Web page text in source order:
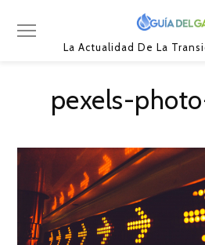
La Actualidad De La
pexels-